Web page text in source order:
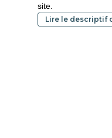
site.
Lire le descriptif